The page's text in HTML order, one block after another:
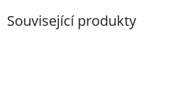
Související produkty